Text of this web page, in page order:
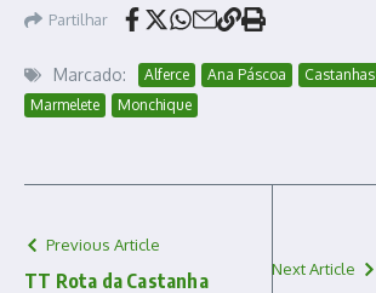
Partilhar
Marcado: Alferce Ana Páscoa Castanhas
Marmelete
Monchique
Previous Article
TT Rota da Castanha
Next Article